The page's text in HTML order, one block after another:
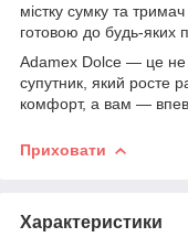
містку сумку та
готовою до будь-яких
Adamex Dolce — це не
супутник, який росте
комфорт, а вам —
Приховати
Характеристики